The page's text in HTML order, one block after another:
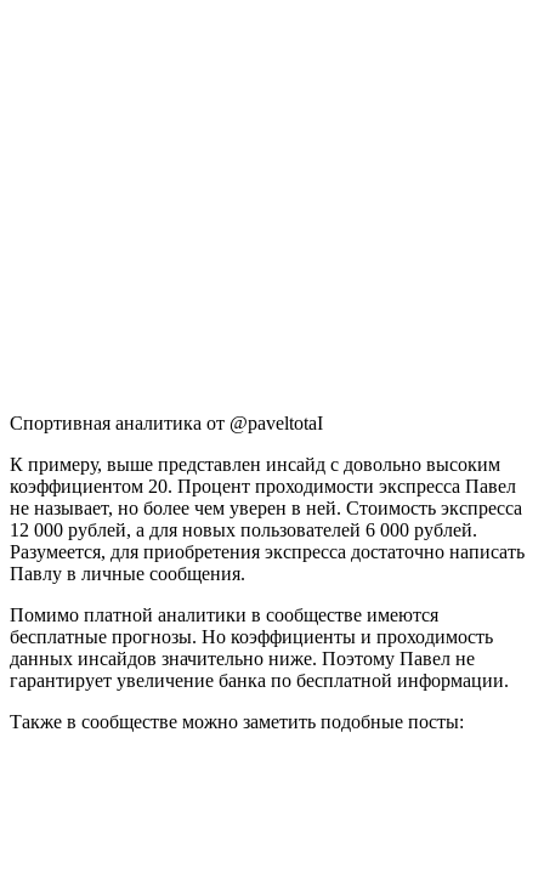
Спортивная аналитика от @paveltotaI
К примеру, выше представлен инсайд с довольно высоким
коэффициентом 20. Процент проходимости экспресса Павел
не называет, но более чем уверен в ней. Стоимость экспресса
12 000 рублей, а для новых пользователей 6 000 рублей.
Разумеется, для приобретения экспресса достаточно написать
Павлу в личные сообщения.
Помимо платной аналитики в сообществе имеются
бесплатные прогнозы. Но коэффициенты и проходимость
данных инсайдов значительно ниже. Поэтому Павел не
гарантирует увеличение банка по бесплатной информации.
Также в сообществе можно заметить подобные посты: